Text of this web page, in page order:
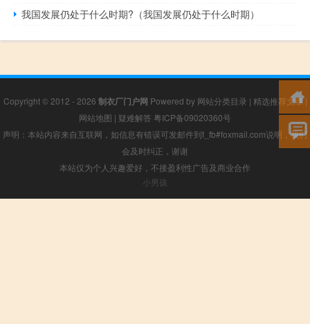
我国发展仍处于什么时期?（我国发展仍处于什么时期）
Copyright © 2012 - 2026 制衣厂门户网 Powered by 网站分类目录 | 精选推荐文章|
网站地图 | 疑难解答 粤ICP备09020360号
声明：本站内容来自互联网，如信息有错误可发邮件到f_fb#foxmail.com说明，我们
会及时纠正，谢谢
本站仅为个人兴趣爱好，不接盈利性广告及商业合作
小男孩